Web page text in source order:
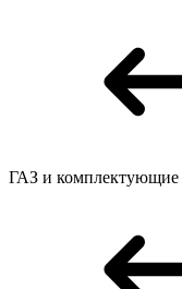
ГАЗ и комплектующие